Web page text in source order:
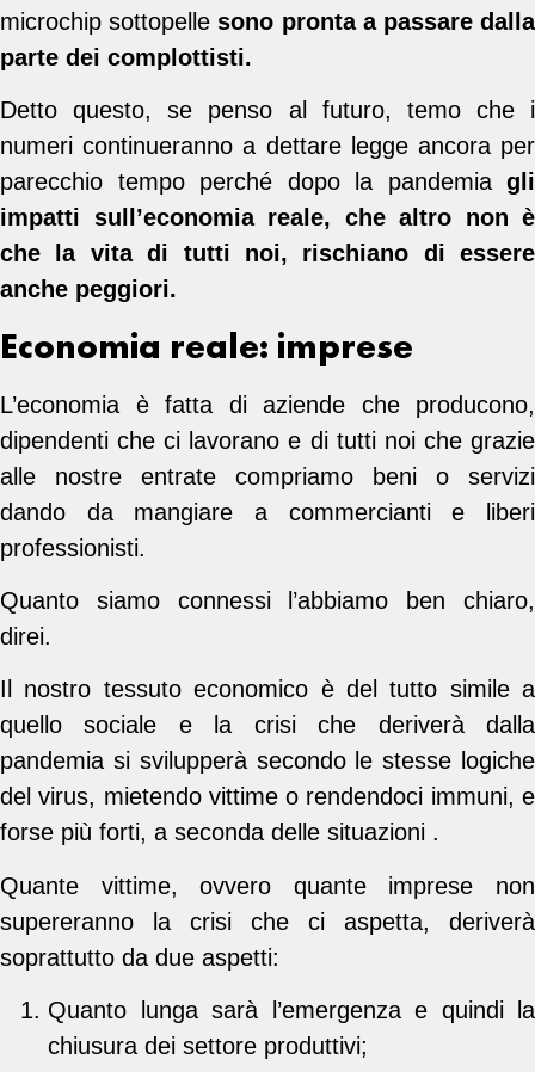
microchip sottopelle sono pronta a passare dalla
parte dei complottisti.
Detto questo, se penso al futuro, temo che i
numeri continueranno a dettare legge ancora per
parecchio tempo perché dopo la pandemia gli
impatti sull’economia reale, che altro non è
che la vita di tutti noi, rischiano di essere
anche peggiori.
Economia reale: imprese
L’economia è fatta di aziende che producono,
dipendenti che ci lavorano e di tutti noi che grazie
alle nostre entrate compriamo beni o servizi
dando da mangiare a commercianti e liberi
professionisti.
Quanto siamo connessi l’abbiamo ben chiaro,
direi.
Il nostro tessuto economico è del tutto simile a
quello sociale e la crisi che deriverà dalla
pandemia si svilupperà secondo le stesse logiche
del virus, mietendo vittime o rendendoci immuni, e
forse più forti, a seconda delle situazioni .
Quante vittime, ovvero quante imprese non
supereranno la crisi che ci aspetta, deriverà
soprattutto da due aspetti:
Quanto lunga sarà l’emergenza e quindi la
chiusura dei settore produttivi;